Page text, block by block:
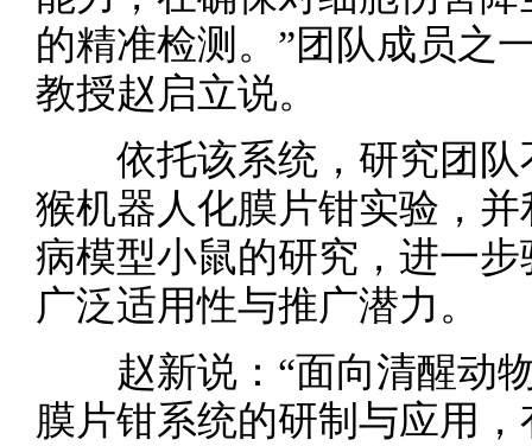
的精准检测。”团队成员之
教授赵启立说。
依托该系统，研究团队
猴机器人化膜片钳实验，
病模型小鼠的研究，进一
广泛适用性与推广潜力。
赵新说：“面向清醒动物
膜片钳系统的研制与应用